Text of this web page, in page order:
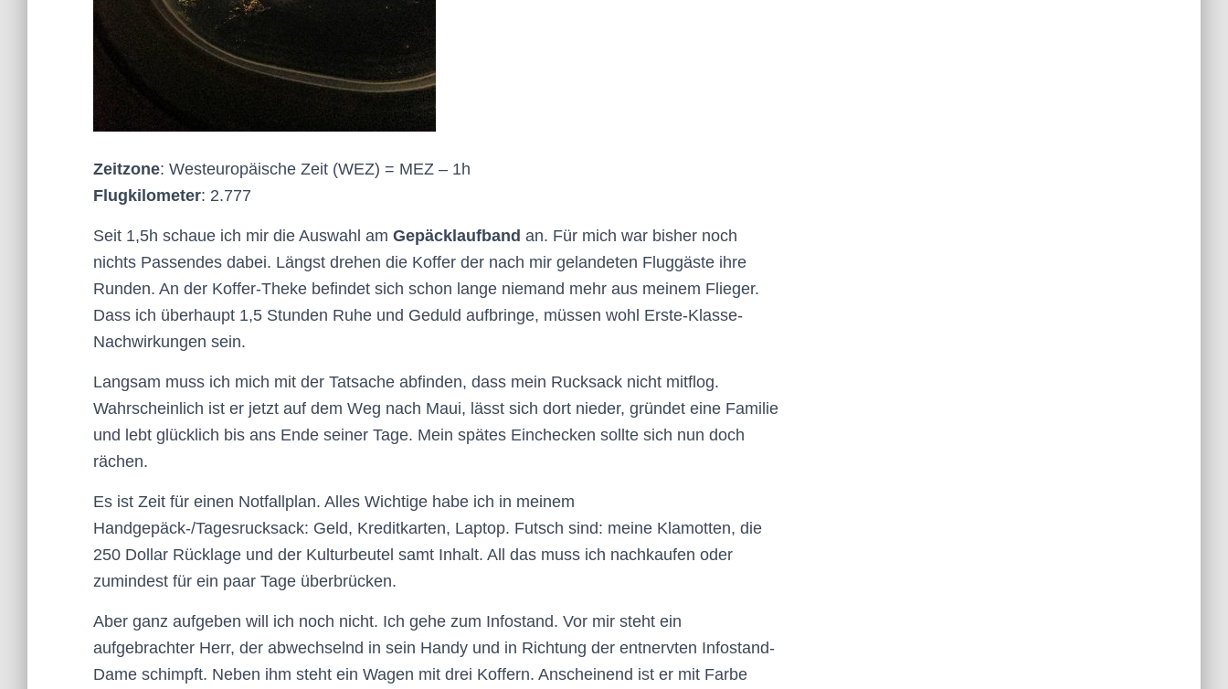
Zeitzone: Westeuropäische Zeit (WEZ) = MEZ – 1h
Flugkilometer: 2.777
Seit 1,5h schaue ich mir die Auswahl am Gepäcklaufband an. Für mich war bisher noch
nichts Passendes dabei. Längst drehen die Koffer der nach mir gelandeten Fluggäste ihre
Runden. An der Koffer-Theke befindet sich schon lange niemand mehr aus meinem Flieger.
Dass ich überhaupt 1,5 Stunden Ruhe und Geduld aufbringe, müssen wohl Erste-Klasse-
Nachwirkungen sein.
Langsam muss ich mich mit der Tatsache abfinden, dass mein Rucksack nicht mitflog.
Wahrscheinlich ist er jetzt auf dem Weg nach Maui, lässt sich dort nieder, gründet eine Familie
und lebt glücklich bis ans Ende seiner Tage. Mein spätes Einchecken sollte sich nun doch
rächen.
Es ist Zeit für einen Notfallplan. Alles Wichtige habe ich in meinem
Handgepäck-/Tagesrucksack: Geld, Kreditkarten, Laptop. Futsch sind: meine Klamotten, die
250 Dollar Rücklage und der Kulturbeutel samt Inhalt. All das muss ich nachkaufen oder
zumindest für ein paar Tage überbrücken.
Aber ganz aufgeben will ich noch nicht. Ich gehe zum Infostand. Vor mir steht ein
aufgebrachter Herr, der abwechselnd in sein Handy und in Richtung der entnervten Infostand-
Dame schimpft. Neben ihm steht ein Wagen mit drei Koffern. Anscheinend ist er mit Farbe